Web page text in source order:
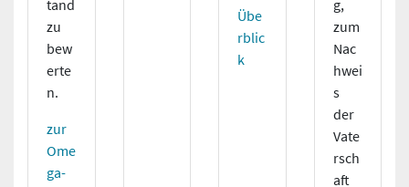
tand
zu
bew
erte
n.
zur
Ome
ga-
Übe
rblic
k
g,
zum
Nac
hwei
s
der
Vate
rsch
aft